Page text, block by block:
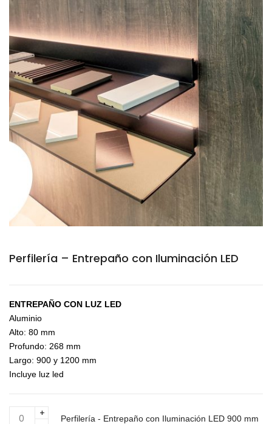
Perfilería – Entrepaño con Iluminación LED
ENTREPAÑO CON LUZ LED
Aluminio
Alto: 80 mm
Profundo: 268 mm
Largo: 900 y 1200 mm
Incluye luz led
Perfilería
Perfilería - Entrepaño con Iluminación LED 900 mm